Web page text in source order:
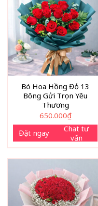
Bó Hoa Hồng Đỏ 13
Bông Gửi Trọn Yêu
Thương
650.000₫
Đặt ngay
Chat tư
vấn